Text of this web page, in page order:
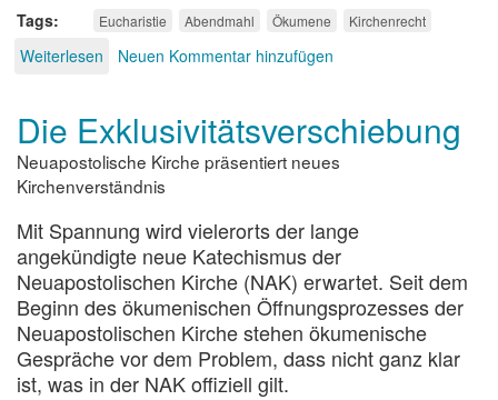
Tags Eucharistie Abendmahl Ökumene Kirchenrecht
Weiterlesen über
Rom?
Neuen Kommentar hinzufügen
Die Exklusivitätsverschiebung
Neuapostolische Kirche präsentiert neues
Kirchenverständnis
Mit Spannung wird vielerorts der lange
angekündigte neue Katechismus der
Neuapostolischen Kirche (NAK) erwartet. Seit dem
Beginn des ökumenischen Öffnungsprozesses der
Neuapostolischen Kirche stehen ökumenische
Gespräche vor dem Problem, dass nicht ganz klar
ist, was in der NAK offiziell gilt.